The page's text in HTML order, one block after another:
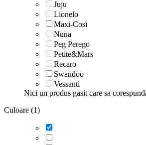
Juju
Lionelo
Maxi-Cosi
Nuna
Peg Perego
Petite&Mars
Recaro
Swandoo
Vessanti
Nici un produs gasit care sa
Culoare (1)